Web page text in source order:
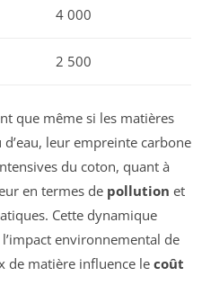
4 000
2 500
que même si les matières
leur empreinte carbone
du coton, quant à
en termes de pollution et
Cette dynamique
l’impact environnemental de
de matière influence le coût